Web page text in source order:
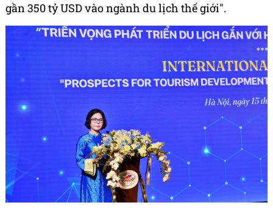
gần 350 tỷ USD vào ngành du lịch thế giới".